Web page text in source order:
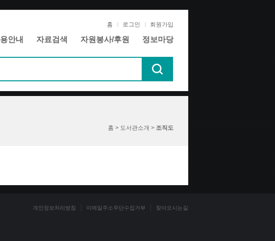
홈 로그인 회원가입
안내 자료검색 자원봉사/후원 정보마당
홈 > 도서관소개 > 조직도
개인정보처리방침 이메일주소무단수집거부 찾아오시는길